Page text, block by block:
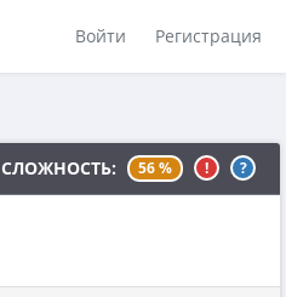
Войти Регистрация
СЛОЖНОСТЬ: 56 % ! ?